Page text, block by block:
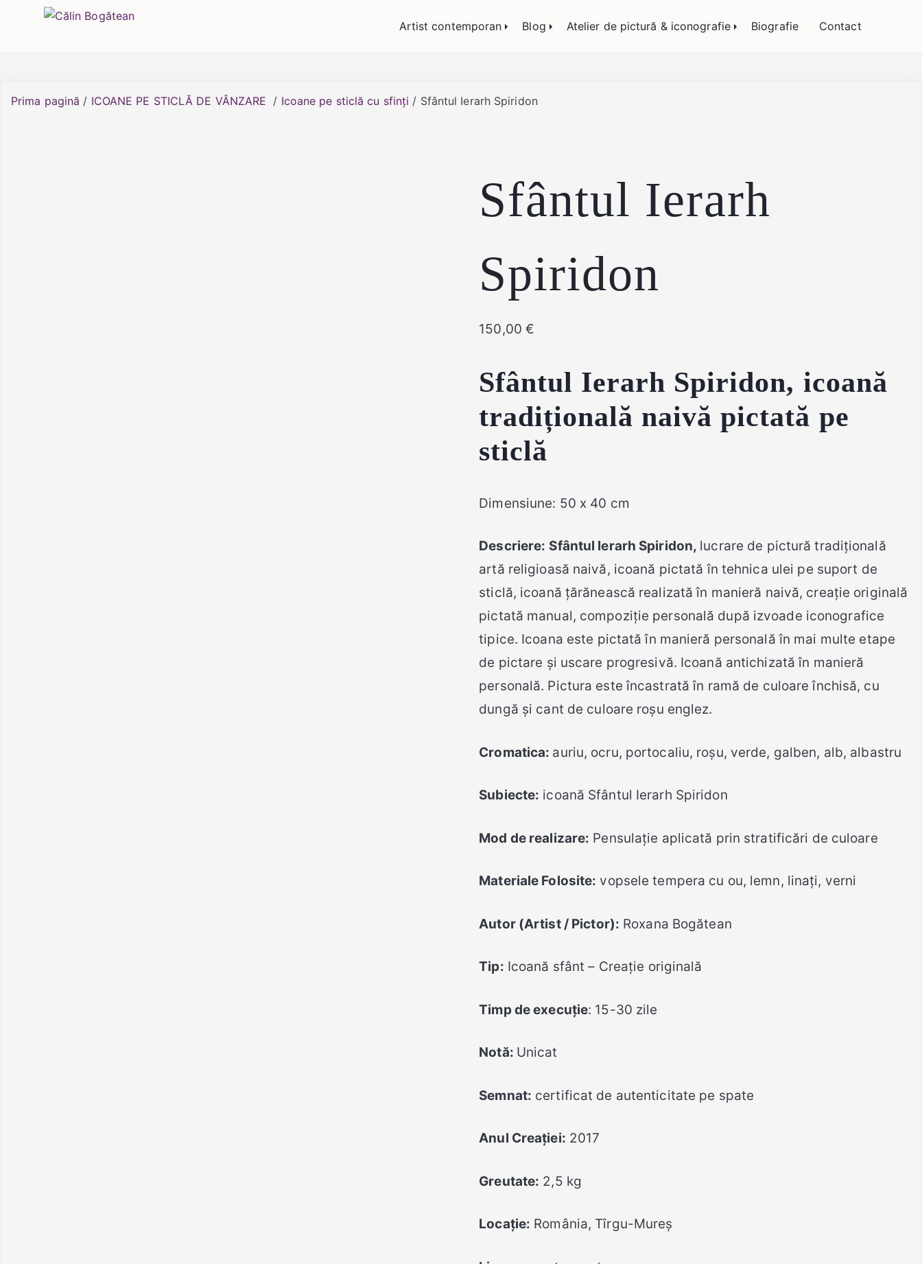
Călin Bogătean
Picturi originale, icoane contemporane pe lemn și sticlă, portrete și restaurare artă – Călin Bogătean
Artist contemporan Blog Atelier de pictură & iconografie Biografie Contact
Prima pagină / ICOANE PE STICLĂ DE VÂNZARE / Icoane pe sticlă cu sfinți / Sfântul Ierarh Spiridon
Sfântul Ierarh
Spiridon
150,00€
Sfântul Ierarh Spiridon, icoană
tradițională naivă pictată pe
sticlă
Dimensiune: 50 x 40 cm
Descriere: Sfântul Ierarh Spiridon, lucrare de pictură tradițională
artă religioasă naivă, icoană pictată în tehnica ulei pe suport de
sticlă, icoană țărănească realizată în manieră naivă, creație originală
pictată manual, compoziție personală după izvoade iconografice
tipice. Icoana este pictată în manieră personală în mai multe etape
de pictare și uscare progresivă. Icoană antichizată în manieră
personală. Pictura este încastrată în ramă de culoare închisă, cu
dungă și cant de culoare roșu englez.
Cromatica: auriu, ocru, portocaliu, roşu, verde, galben, alb, albastru
Subiecte: icoană Sfântul Ierarh Spiridon
Mod de realizare: Pensulație aplicată prin stratificări de culoare
Materiale Folosite: vopsele tempera cu ou, lemn, linați, verni
Autor (Artist / Pictor): Roxana Bogătean
Tip: Icoană sfânt – Creație originală
Timp de execuție: 15-30 zile
Notă: Unicat
Semnat: certificat de autenticitate pe spate
Anul Creației: 2017
Greutate: 2,5 kg
Locație: România, Tîrgu-Mureș